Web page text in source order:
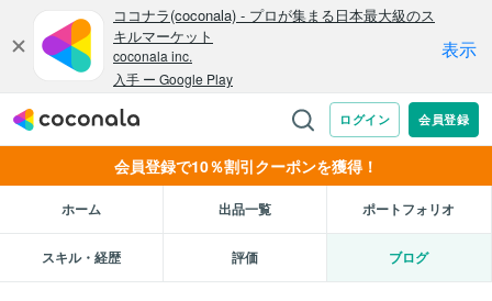
会員登録で10％割引クーポンを獲得！
ホーム 出品一覧 ポートフォリオ
スキル・経歴 評価 ブログ